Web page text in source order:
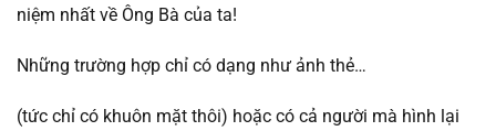
niệm nhất về Ông Bà của ta!
Những trường hợp chỉ có dạng như ảnh thẻ…
(tức chỉ có khuôn mặt thôi) hoặc có cả người mà hình lại